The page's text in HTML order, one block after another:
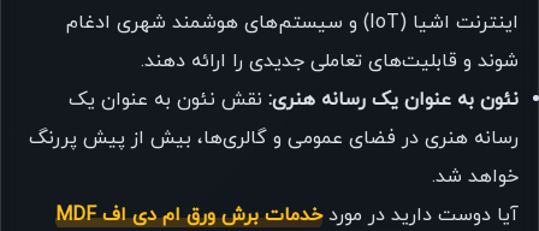
اینترنت اشیا (IoT) و سیستم‌های هوشمند شهری ادغام
شوند و قابلیت‌های تعاملی جدیدی را ارائه دهند.
نئون به عنوان یک رسانه هنری: نقش نئون به عنوان یک
رسانه هنری در فضای عمومی و گالری‌ها، بیش از پیش پررنگ
خواهد شد.
آیا دوست دارید در موردخدمات برش ورق ام دی اف MDF